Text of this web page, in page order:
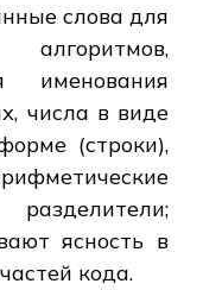
слова для
именования
числа в виде
(строки),
ясность в
кода.